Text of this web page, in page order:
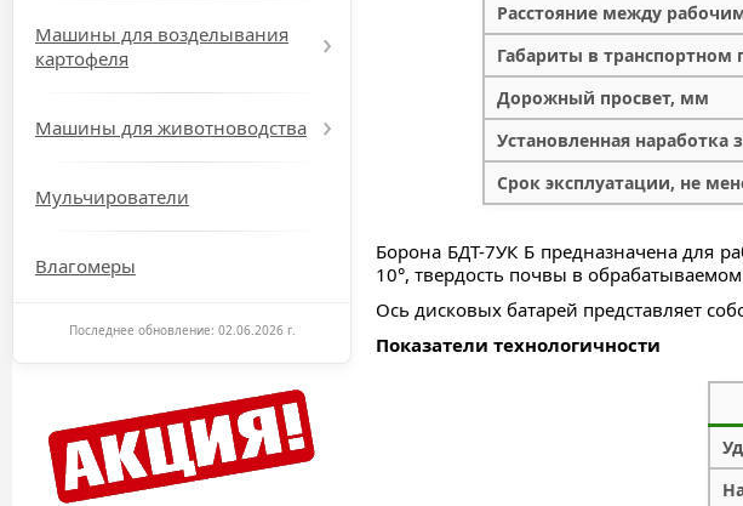
Расстояние между
Габариты в
Дорожный просвет, мм
Установленная наработка
Срок эксплуатации, не
Борона БДТ-7УК Б предназначена для
10°, твердость почвы в
Ось дисковых батарей представляет
Показатели технологичности
Машины для возделывания
картофеля
Машины для животноводства
Мульчирователи
Влагомеры
Последнее обновление: 02.06.2026 г.